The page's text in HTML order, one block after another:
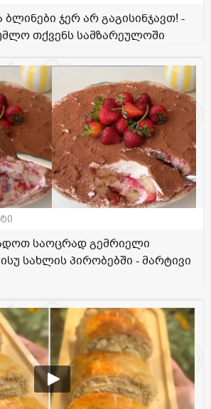
ჯერ არ გაგისინჯავთ! -
თქვენს სამზარეულოში
საოცრად გემრიელი
სახლის პირობებში - მარტივი